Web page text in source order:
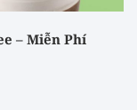
– Miễn Phí